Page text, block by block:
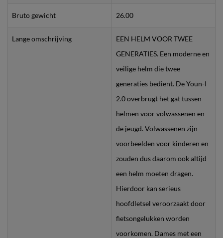
Bruto gewicht 26.00
Lange omschrijving
EEN HELM VOOR TWEE
GENERATIES. Een moderne en
veilige helm die twee
generaties bedient. De Youn-I
2.0 overbrugt het gat tussen
helmen voor volwassenen en
de jeugd. Volwassenen zijn
voorbeelden voor kinderen en
zouden dus daarom ook altijd
een helm moeten dragen.
Hierdoor kan serieus
hoofdletsel veroorzaakt door
fietsongelukken worden
voorkomen. Dames met een